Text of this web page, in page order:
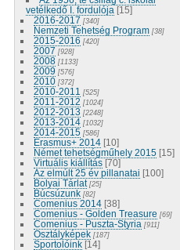
vetélkedő I. fordulója [15]
2016-2017 [340]
Nemzeti Tehetség Program [38]
2015-2016 [420]
2007 [928]
2008 [1133]
2009 [576]
2010 [372]
2010-2011 [525]
2011-2012 [1024]
2012-2013 [2248]
2013-2014 [1032]
2014-2015 [586]
Erasmus+ 2014 [10]
Német tehetségműhely 2015 [15]
Virtuális kiállítás [70]
Az elmúlt 25 év pillanatai [100]
Bolyai Tárlat [25]
Búcsúzunk [82]
Comenius 2014 [38]
Comenius - Golden Treasure [69]
Comenius - Puszta-Styria [911]
Osztályképek [187]
Sportolóink [14]